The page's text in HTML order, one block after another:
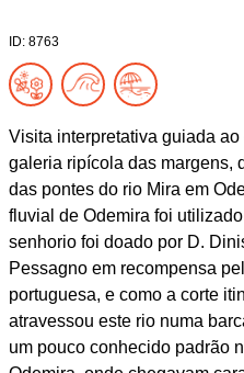
ID: 8763
Visita interpretativa guiada
galeria ripícola das margens,
das pontes do rio Mira em
fluvial de Odemira foi
senhorio foi doado por D.
Pessagno em recompensa
portuguesa, e como a corte
atravessou este rio numa
um pouco conhecido padrão